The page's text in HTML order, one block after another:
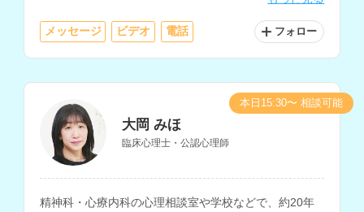
メッセージ ビデオ 電話 フォロー
大岡 みほ
臨床心理士・公認心理師
精神科・心療内科の心理相談室や学校などで、約20年
本日15:30〜 相談可能